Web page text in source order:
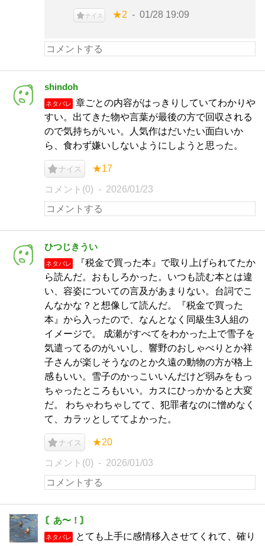
ナイス ★2 01/28 19:09
shindoh
ネタバレ
章ごとの内容がはっきりしていてわかりや
すい。出てきた物や言葉が最後の方で回収される
ので気持ちがいい。人気作はだいたい面白いか
ら、食わず嫌いしないようにしようと思った。
ナイス ★17
コメント(0) 2026/01/23
ひつじきうい
ネタバレ
『税金で買った本』で取り上げられてたか
ら読んだ。おもしろかった。いつも読む本とは違
い、容姿についての言及があまりない。台詞でこ
んなかな？と想像して読んだ。『税金で買った
本』から入ったので、なんとなく同級生3人組の
イメージで。 成瀬がすべてをわかった上で雪子を
気遣ってるのがいいし、響野のおしゃべりとか祥
子さんが楽しそうなのとか久遠の動物の方が格上
感もいい。雪子のかっこいいんだけど弱みをもっ
ちゃったところもいい。カスにひっかかると大変
だ。 わちゃわちゃしてて、犯罪者なのに憎めなく
て、カラッとしててよかった。
ナイス ★20
コメント(0) 2026/01/03
〘あ〜！〙
ネタバレ
とても上手に感情移入させてくれて、確り